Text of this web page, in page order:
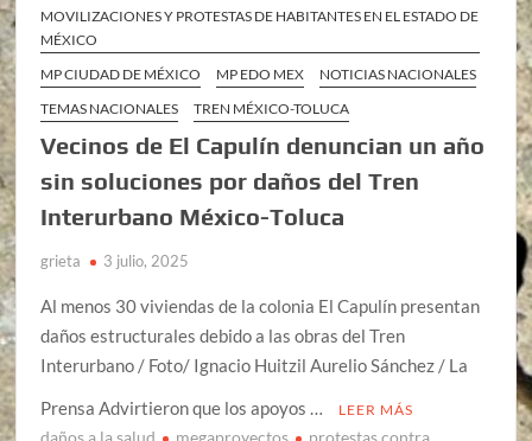
MOVILIZACIONES Y PROTESTAS DE HABITANTES EN EL ESTADO DE
MÉXICO
MP CIUDAD DE MÉXICO
MP EDO MEX
NOTICIAS NACIONALES
TEMAS NACIONALES
TREN MÉXICO-TOLUCA
Vecinos de El Capulín denuncian un año
sin soluciones por daños del Tren
Interurbano México-Toluca
grieta 3 julio, 2025
Al menos 30 viviendas de la colonia El Capulín presentan
daños estructurales debido a las obras del Tren
Interurbano / Foto/ Ignacio Huitzil Aurelio Sánchez / La
Prensa Advirtieron que los apoyos …
LEER MÁS
daños a la salud megaproyectos
protestas contra